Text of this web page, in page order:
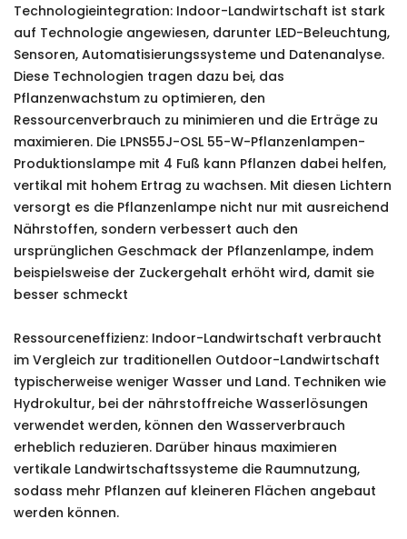
Technologieintegration: Indoor-Landwirtschaft ist stark
auf Technologie angewiesen, darunter LED-Beleuchtung,
Sensoren, Automatisierungssysteme und Datenanalyse.
Diese Technologien tragen dazu bei, das
Pflanzenwachstum zu optimieren, den
Ressourcenverbrauch zu minimieren und die Erträge zu
maximieren. Die LPNS55J-OSL 55-W-Pflanzenlampen-
Produktionslampe mit 4 Fuß kann Pflanzen dabei helfen,
vertikal mit hohem Ertrag zu wachsen. Mit diesen Lichtern
versorgt es die Pflanzenlampe nicht nur mit ausreichend
Nährstoffen, sondern verbessert auch den
ursprünglichen Geschmack der Pflanzenlampe, indem
beispielsweise der Zuckergehalt erhöht wird, damit sie
besser schmeckt
Ressourceneffizienz: Indoor-Landwirtschaft verbraucht
im Vergleich zur traditionellen Outdoor-Landwirtschaft
typischerweise weniger Wasser und Land. Techniken wie
Hydrokultur, bei der nährstoffreiche Wasserlösungen
verwendet werden, können den Wasserverbrauch
erheblich reduzieren. Darüber hinaus maximieren
vertikale Landwirtschaftssysteme die Raumnutzung,
sodass mehr Pflanzen auf kleineren Flächen angebaut
werden können.